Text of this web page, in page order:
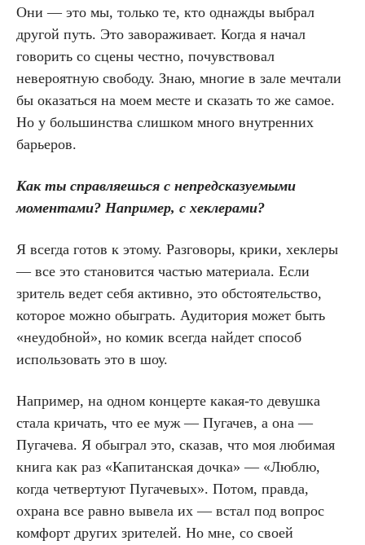
Они — это мы, только те, кто однажды выбрал
другой путь. Это завораживает. Когда я начал
говорить со сцены честно, почувствовал
невероятную свободу. Знаю, многие в зале мечтали
бы оказаться на моем месте и сказать то же самое.
Но у большинства слишком много внутренних
барьеров.
Как ты справляешься с непредсказуемыми
моментами? Например, с хеклерами?
Я всегда готов к этому. Разговоры, крики, хеклеры
— все это становится частью материала. Если
зритель ведет себя активно, это обстоятельство,
которое можно обыграть. Аудитория может быть
«неудобной», но комик всегда найдет способ
использовать это в шоу.
Например, на одном концерте какая-то девушка
стала кричать, что ее муж — Пугачев, а она —
Пугачева. Я обыграл это, сказав, что моя любимая
книга как раз «Капитанская дочка» — «Люблю,
когда четвертуют Пугачевых». Потом, правда,
охрана все равно вывела их — встал под вопрос
комфорт других зрителей. Но мне, со своей